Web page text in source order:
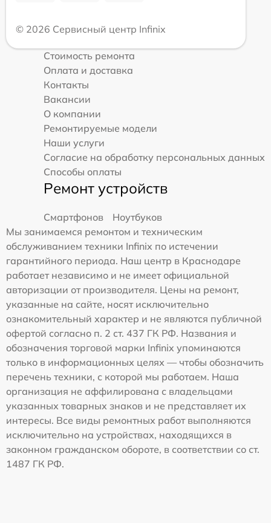
© 2026 Сервисный центр Infinix
Стоимость ремонта
Оплата и доставка
Контакты
Вакансии
О компании
Ремонтируемые модели
Наши услуги
Согласие на обработку персональных данных
Способы оплаты
Ремонт устройств
Смартфонов
Ноутбуков
Мы занимаемся ремонтом и техническим
обслуживанием техники Infinix по истечении
гарантийного периода. Наш центр в Краснодаре
работает независимо и не имеет официальной
авторизации от производителя. Цены на ремонт,
указанные на сайте, носят исключительно
ознакомительный характер и не являются публичной
офертой согласно п. 2 ст. 437 ГК РФ. Названия и
обозначения торговой марки Infinix упоминаются
только в информационных целях — чтобы обозначить
перечень техники, с которой мы работаем. Наша
организация не аффилирована с владельцами
указанных товарных знаков и не представляет их
интересы. Все виды ремонтных работ выполняются
исключительно на устройствах, находящихся в
законном гражданском обороте, в соответствии со ст.
1487 ГК РФ.